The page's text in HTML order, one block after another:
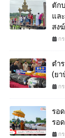
ตัก
แล
สง
ก
ตำ
(ยา
ก
รอ
รอ
ก